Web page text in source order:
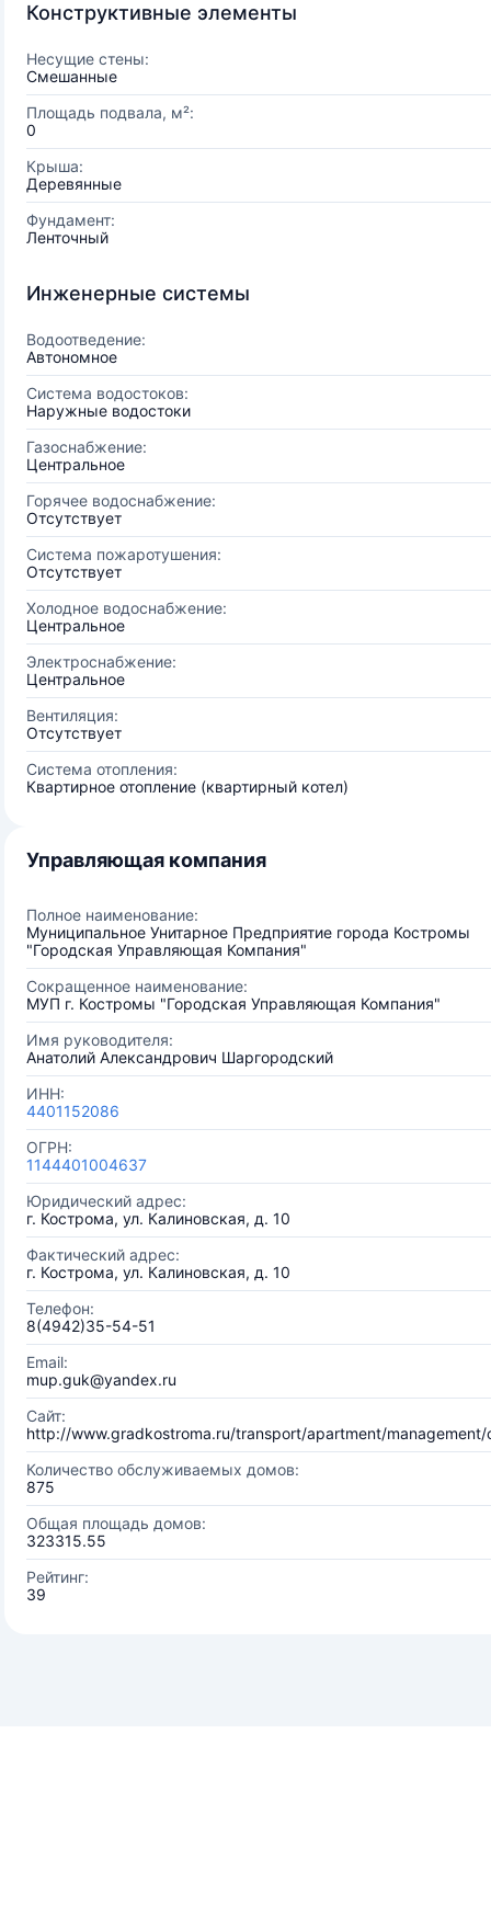
Конструктивные элементы
Несущие стены:
Смешанные
Площадь подвала, м²:
0
Крыша:
Деревянные
Фундамент:
Ленточный
Инженерные системы
Водоотведение:
Автономное
Система водостоков:
Наружные водостоки
Газоснабжение:
Центральное
Горячее водоснабжение:
Отсутствует
Система пожаротушения:
Отсутствует
Холодное водоснабжение:
Центральное
Электроснабжение:
Центральное
Вентиляция:
Отсутствует
Система отопления:
Квартирное отопление (квартирный котел)
Управляющая компания
Полное наименование:
Муниципальное Унитарное Предприятие города Костромы
"Городская Управляющая Компания"
Сокращенное наименование:
МУП г. Костромы "Городская Управляющая Компания"
Имя руководителя:
Анатолий Александрович Шаргородский
ИНН:
4401152086
ОГРН:
1144401004637
Юридический адрес:
г. Кострома, ул. Калиновская, д. 10
Фактический адрес:
г. Кострома, ул. Калиновская, д. 10
Телефон:
8(4942)35-54-51
Email:
mup.guk@yandex.ru
Сайт:
http://www.gradkostroma.ru/transport/apartment/management/
Количество обслуживаемых домов:
875
Общая площадь домов:
323315.55
Рейтинг:
39